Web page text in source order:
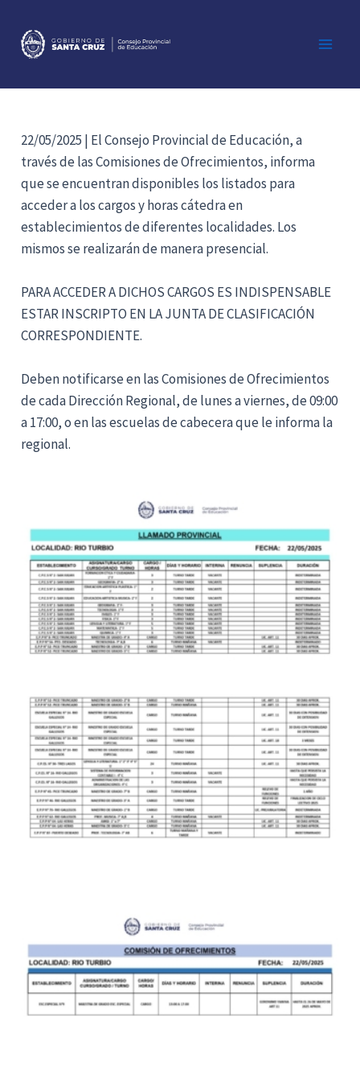
contenido
22/05/2025 | El Consejo Provincial de Educación, a
través de las Comisiones de Ofrecimientos, informa
que se encuentran disponibles los listados para
acceder a los cargos y horas cátedra en
establecimientos de diferentes localidades. Los
mismos se realizarán de manera presencial.
PARA ACCEDER A DICHOS CARGOS ES INDISPENSABLE
ESTAR INSCRIPTO EN LA JUNTA DE CLASIFICACIÓN
CORRESPONDIENTE.
Deben notificarse en las Comisiones de Ofrecimientos
de cada Dirección Regional, de lunes a viernes, de 09:00
a 17:00, o en las escuelas de cabecera que le informa la
regional.